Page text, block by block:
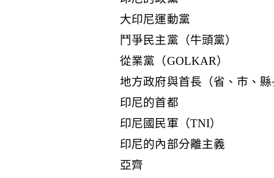
大印尼運動黨
鬥爭民主黨（牛頭黨）
從業黨（GOLKAR）
地方政府與首長（省、市、
印尼的首都
印尼國民軍（TNI）
印尼的內部分離主義
亞齊